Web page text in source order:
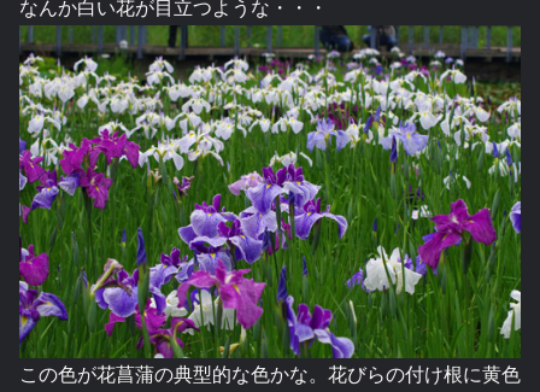
なんか白い花が目立つような・・・
この色が花菖蒲の典型的な色かな。花びらの付け根に黄色